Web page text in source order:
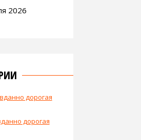
2026
дорогая
дорогая